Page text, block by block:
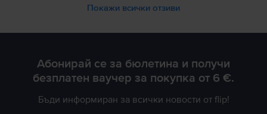
Покажи всички отзиви
Абонирай се за бюлетина и получи
безплатен ваучер за покупка от 6 €.
Бъди информиран за всички новости от flip!